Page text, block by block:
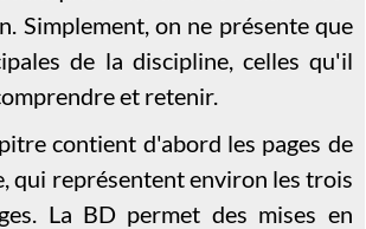
Simplement, on ne présente que
de la discipline, celles qu'il
et retenir.
contient d'abord les pages de
qui représentent environ les trois
La BD permet des mises en